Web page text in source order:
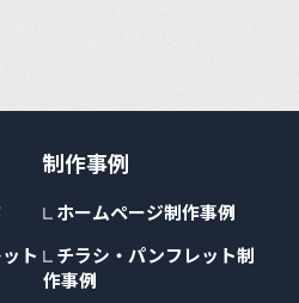
ト
制作事例
ホームページ制作事例
チラシ・パンフレット制
作事例